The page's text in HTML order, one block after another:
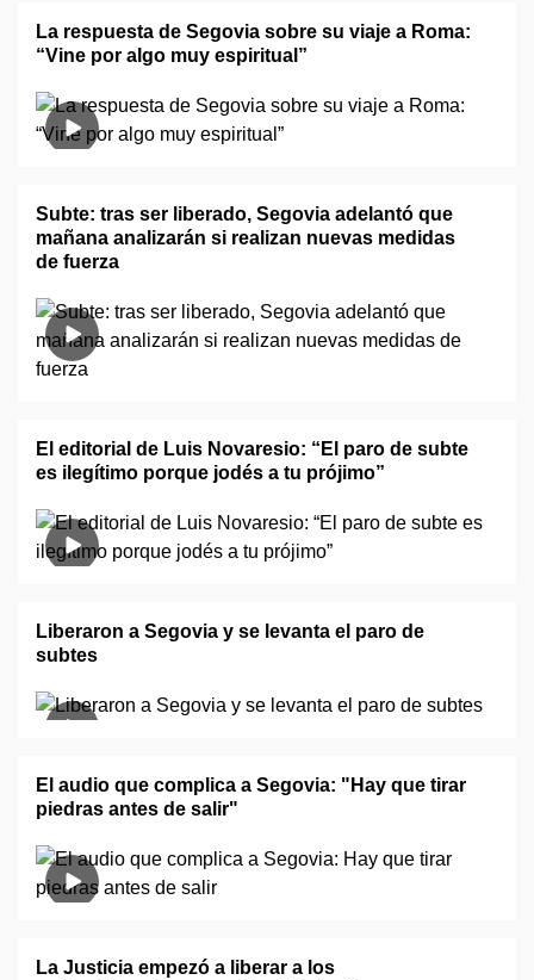
La respuesta de Segovia sobre su viaje a Roma:
“Vine por algo muy espiritual”
Subte: tras ser liberado, Segovia adelantó que
mañana analizarán si realizan nuevas medidas
de fuerza
El editorial de Luis Novaresio: “El paro de subte
es ilegítimo porque jodés a tu prójimo”
Liberaron a Segovia y se levanta el paro de
subtes
El audio que complica a Segovia: "Hay que tirar
piedras antes de salir"
La Justicia empezó a liberar a los